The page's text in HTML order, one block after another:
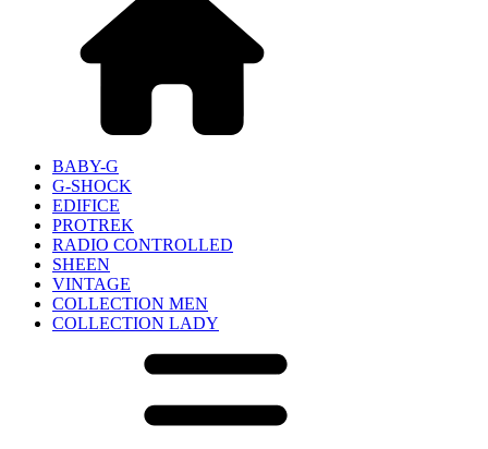
BABY-G
G-SHOCK
EDIFICE
PROTREK
RADIO CONTROLLED
SHEEN
VINTAGE
COLLECTION MEN
COLLECTION LADY